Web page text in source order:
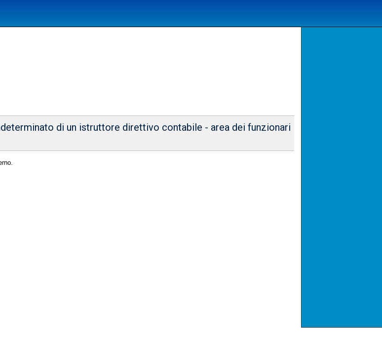
di un istruttore direttivo contabile - area dei funzionari